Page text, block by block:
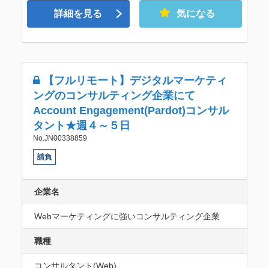
詳細を見る 気になる
【フルリモート】デジタルマーケティ
ングのコンサルティング企業にて
Account Engagement(Pardot)コンサル
タント★週４～５日
No.JN00338859
請負
企業名
Webマーケティングに強いコンサルティング企業
職種
コンサルタント(Web)